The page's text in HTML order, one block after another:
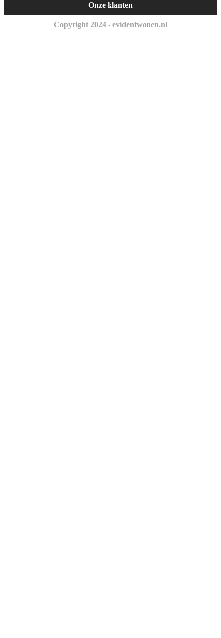
Onze klanten
Copyright 2024 - evidentwonen.nl